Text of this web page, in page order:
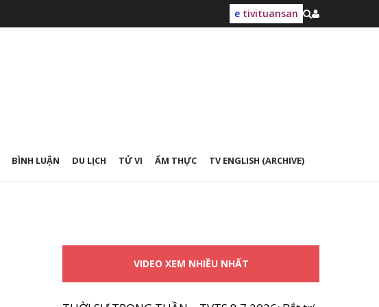
e tivituansan
BÌNH LUẬN DU LỊCH TỬ VI ẨM THỰC TV ENGLISH (ARCHIVE)
VIDEO XEM NHIỀU NHẤT